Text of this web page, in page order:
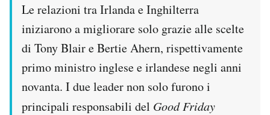
Le relazioni tra Irlanda e Inghilterra
iniziarono a migliorare solo grazie alle scelte
di Tony Blair e Bertie Ahern, rispettivamente
primo ministro inglese e irlandese negli anni
novanta. I due leader non solo furono i
principali responsabili del Good Friday